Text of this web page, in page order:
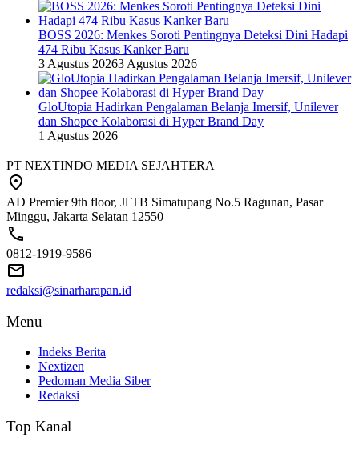
BOSS 2026: Menkes Soroti Pentingnya Deteksi Dini Hadapi
474 Ribu Kasus Kanker Baru
3 Agustus 20263 Agustus 2026
GloUtopia Hadirkan Pengalaman Belanja Imersif, Unilever
dan Shopee Kolaborasi di Hyper Brand Day
1 Agustus 2026
PT NEXTINDO MEDIA SEJAHTERA
AD Premier 9th floor, Jl TB Simatupang No.5 Ragunan, Pasar
Minggu, Jakarta Selatan 12550
0812-1919-9586
redaksi@sinarharapan.id
Menu
Indeks Berita
Nextizen
Pedoman Media Siber
Redaksi
Top Kanal